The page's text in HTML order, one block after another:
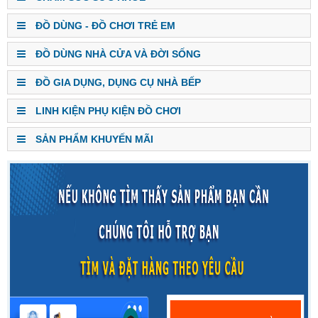
ĐỒ DÙNG - ĐỒ CHƠI TRẺ EM
ĐỒ DÙNG NHÀ CỬA VÀ ĐỜI SỐNG
ĐỒ GIA DỤNG, DỤNG CỤ NHÀ BẾP
LINH KIỆN PHỤ KIỆN ĐỒ CHƠI
SẢN PHẨM KHUYẾN MÃI